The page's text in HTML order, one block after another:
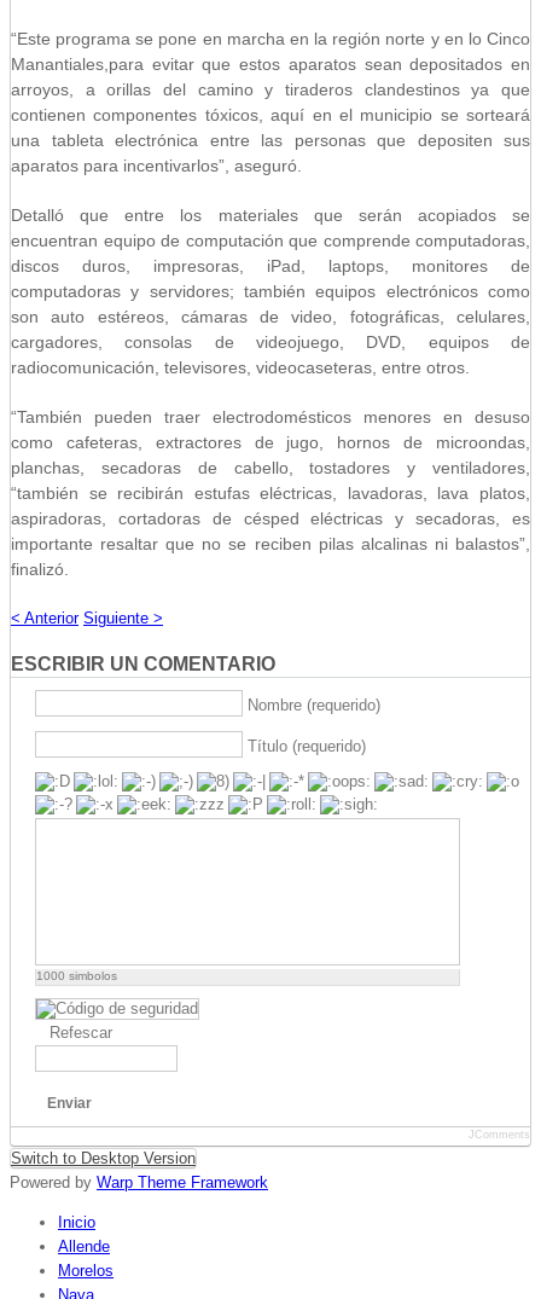
“Este programa se pone en marcha en la región norte y en lo Cinco
Manantiales,para evitar que estos aparatos sean depositados en
arroyos, a orillas del camino y tiraderos clandestinos ya que
contienen componentes tóxicos, aquí en el municipio se sorteará
una tableta electrónica entre las personas que depositen sus
aparatos para incentivarlos”, aseguró.
Detalló que entre los materiales que serán acopiados se
encuentran equipo de computación que comprende computadoras,
discos duros, impresoras, iPad, laptops, monitores de
computadoras y servidores; también equipos electrónicos como
son auto estéreos, cámaras de video, fotográficas, celulares,
cargadores, consolas de videojuego, DVD, equipos de
radiocomunicación, televisores, videocaseteras, entre otros.
“También pueden traer electrodomésticos menores en desuso
como cafeteras, extractores de jugo, hornos de microondas,
planchas, secadoras de cabello, tostadores y ventiladores,
“también se recibirán estufas eléctricas, lavadoras, lava platos,
aspiradoras, cortadoras de césped eléctricas y secadoras, es
importante resaltar que no se reciben pilas alcalinas ni balastos”,
finalizó.
< Anterior Siguiente >
ESCRIBIR UN COMENTARIO
Nombre (requerido)
Título (requerido)
1000 simbolos
Refescar
Enviar
JComments
Switch to Desktop Version
Powered by Warp Theme Framework
Inicio
Allende
Morelos
Nava